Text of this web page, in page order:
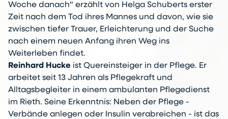
Woche danach“ erzählt von Helga Schuberts erster
Zeit nach dem Tod ihres Mannes und davon, wie sie
zwischen tiefer Trauer, Erleichterung und der Suche
nach einem neuen Anfang ihren Weg ins
Weiterleben findet.
Reinhard Hucke ist Quereinsteiger in der Pflege. Er
arbeitet seit 13 Jahren als Pflegekraft und
Alltagsbegleiter in einem ambulanten Pflegedienst
im Rieth. Seine Erkenntnis: Neben der Pflege -
Verbände anlegen oder Insulin verabreichen - ist das